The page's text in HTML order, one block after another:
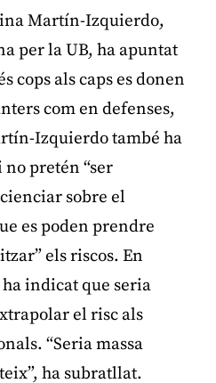
Martín-Izquierdo,
per la UB, ha apuntat
cops als caps es donen
com en defenses,
Izquierdo també ha
no pretén “ser
sobre el
es poden prendre
els riscos. En
indicat que seria
el risc als
“Seria massa
ha subratllat.